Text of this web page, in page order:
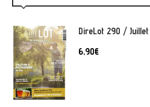
DireLot 290 /
6,90€